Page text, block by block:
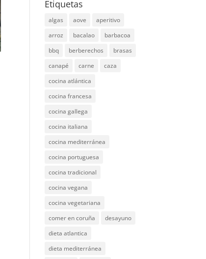
Etiquetas
algas aove
aperitivo
arroz
bacalao
barbacoa
bbq
berberechos
brasas
canapé
carne
caza
cocina atlántica
cocina francesa
cocina gallega
cocina italiana
cocina mediterránea
cocina portuguesa
cocina tradicional
cocina vegana
cocina vegetariana
comer en coruña
desayuno
dieta atlantica
dieta mediterránea